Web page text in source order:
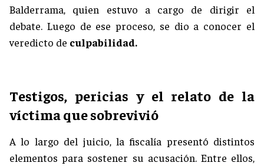
Balderrama, quien estuvo a cargo de dirigir el
debate. Luego de ese proceso, se dio a conocer el
veredicto de culpabilidad.
Testigos, pericias y el relato de la
víctima que sobrevivió
A lo largo del juicio, la fiscalía presentó distintos
elementos para sostener su acusación. Entre ellos,